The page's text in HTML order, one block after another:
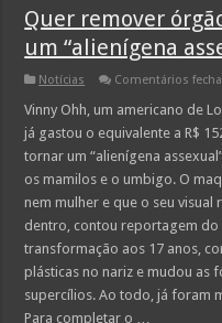
Quer remover
um “alienígena
Notícias Comentários
Vinny Ohh, um americano de
já gastou o equivalente a R$
tornar um “alienígena
os mamilos e o umbigo. O
nem mulher e que o seu
dentro, contou reportagem do
transformação aos 17 anos,
plásticas no nariz e mudou as
supercílios. Ao todo, já foram
Para completar o …